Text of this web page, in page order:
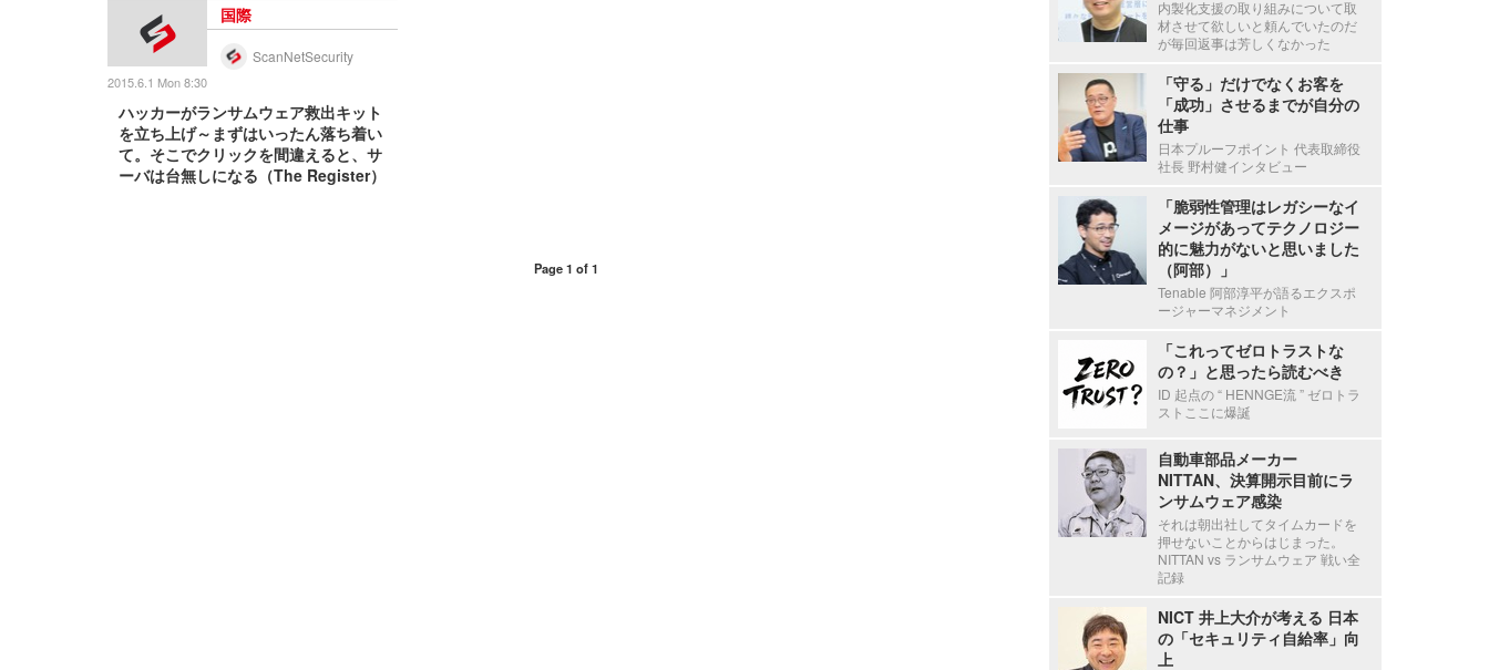
国際
ScanNetSecurity
2015.6.1 Mon 8:30
ハッカーがランサムウェア救出キット
を立ち上げ～まずはいったん落ち着い
て。そこでクリックを間違えると、サ
ーバは台無しになる（The Register）
Page 1 of 1
内製化支援の取り組みについて取
材させて欲しいと頼んでいたのだ
が毎回返事は芳しくなかった
「守る」だけでなくお客を
「成功」させるまでが自分の
仕事
日本プルーフポイント 代表取締役
社長 野村健インタビュー
「脆弱性管理はレガシーなイ
メージがあってテクノロジー
的に魅力がないと思いました
（阿部）」
Tenable 阿部淳平が語るエクスポ
ージャーマネジメント
「これってゼロトラストな
の？」と思ったら読むべき
ID 起点の “ HENNGE流 ” ゼロトラ
ストここに爆誕
自動車部品メーカー
NITTAN、決算開示目前にラ
ンサムウェア感染
それは朝出社してタイムカードを
押せないことからはじまった。
NITTAN vs ランサムウェア 戦い全
記録
NICT 井上大介が考える 日本
の「セキュリティ自給率」向
上